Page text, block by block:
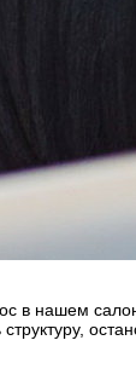
в нашем
структуру,